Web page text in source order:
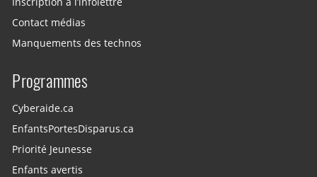
Contact médias
Manquements des technos
Programmes
Cyberaide.ca
EnfantsPortesDisparus.ca
Priorité Jeunesse
Enfants avertis